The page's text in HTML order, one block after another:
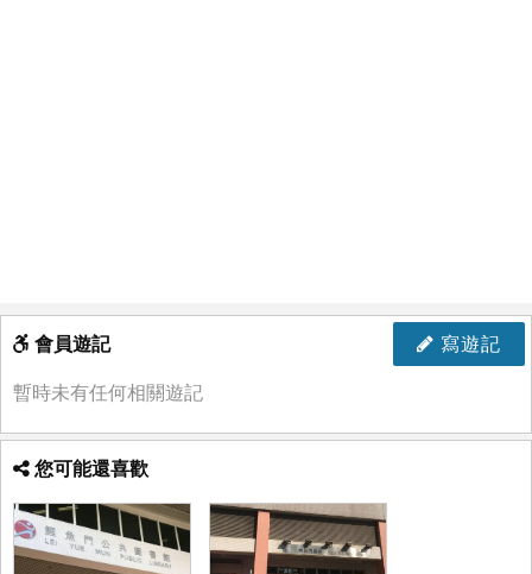
寫遊記
會員遊記
暫時未有任何相關遊記
您可能還喜歡